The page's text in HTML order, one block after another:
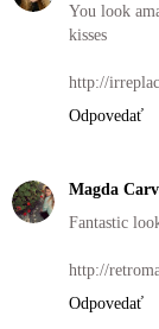
You look
kisses
http://
Odpovedať
Magda
Fantastic
http://
Odpovedať